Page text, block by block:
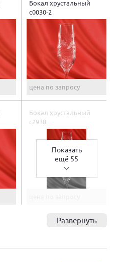
Бокал хрустальный
с0030-2
цена по запросу
Бокал хрустальный
с2938
Показать
ещё 55
Развернуть